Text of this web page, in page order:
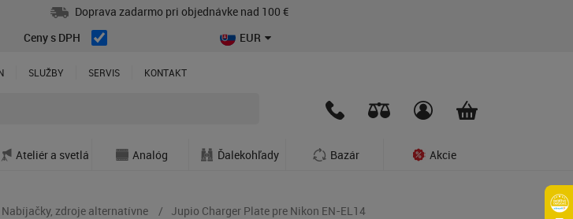
Doprava zadarmo pri objednávke nad 100 €
Ceny s DPH
EUR
SLUŽBY SERVIS KONTAKT
Ateliér a svetlá Analóg Ďalekohľady Bazár Akcie
Nabíjačky, zdroje alternatívne Jupio Charger Plate pre Nikon EN-EL14